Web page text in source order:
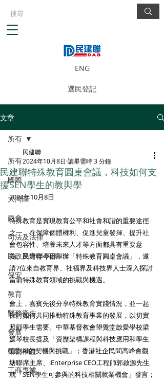
ENG
選民登記
文章
所有
國際
大灣區
兩會
司法及法律
民政及青年事務
保安
教育
醫務衛生
發展
動物權益
工商專業
所有
民建聯特殊教育圓桌會議，科技如何支
援SEN學生的教與學
民建聯
2024年10月8日 讀畢需時 3 分鐘
2024年10月8日
特殊教育是實現教育公平和社會和諧的重要途徑
之一，在保障個體權利、促進兒童發揮、提升社
會包容性、培養未來人才等方面都具有重要意
義。民建聯今日舉辦「特殊教育圓桌會議」，邀
請7位來自教育界、社福界及科技界人士深入探討
當前特殊教育領域的挑戰與機遇。
會上，嘉賓先後分享特殊教育實踐情況，並一起
探討如何共同推動特殊教育事業的發展，以切實
照顧學生需要。中華基督教會望覺堂啟愛學校梁
媛琴校長提及「資歷架構課程與科技應用和學生
面對AI的契機與挑戰」；香港社企民間高峰會觀
塘聯席主席、iEnterprise CEO工程師郭啟源先生
就「SEN學生可參與的科技相關就業機會」發言；